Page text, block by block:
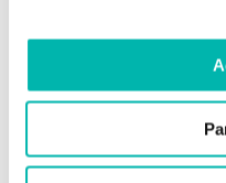
Les séances sont
présents sur le site pour